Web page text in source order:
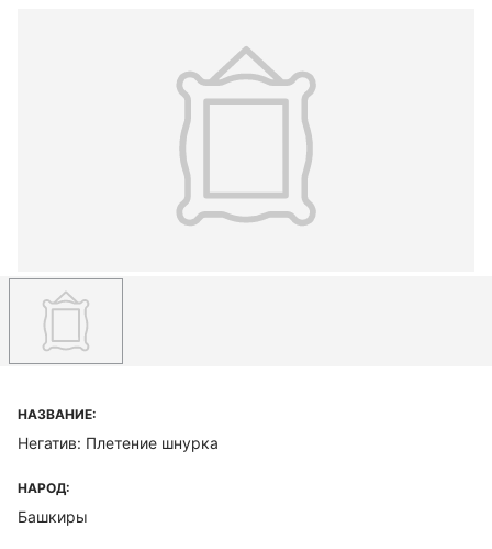
НАЗВАНИЕ:
Негатив: Плетение шнурка
НАРОД:
Башкиры